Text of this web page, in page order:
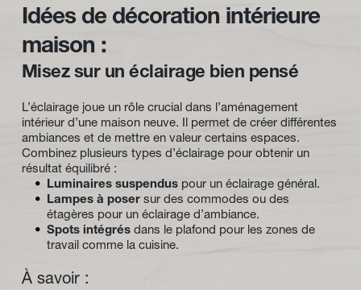
Idées de décoration intérieure
maison :
Misez sur un éclairage bien pensé
L’éclairage joue un rôle crucial dans l’aménagement
intérieur d’une maison neuve. Il permet de créer différentes
ambiances et de mettre en valeur certains espaces.
Combinez plusieurs types d’éclairage pour obtenir un
résultat équilibré :
Luminaires suspendus pour un éclairage général.
Lampes à poser sur des commodes ou des
étagères pour un éclairage d’ambiance.
Spots intégrés dans le plafond pour les zones de
travail comme la cuisine.
À savoir :